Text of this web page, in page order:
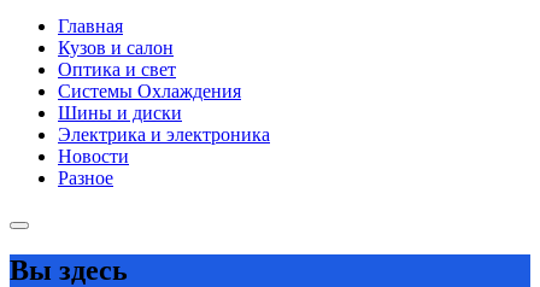
Главная
Кузов и салон
Оптика и свет
Системы Охлаждения
Шины и диски
Электрика и электроника
Новости
Разное
Вы здесь